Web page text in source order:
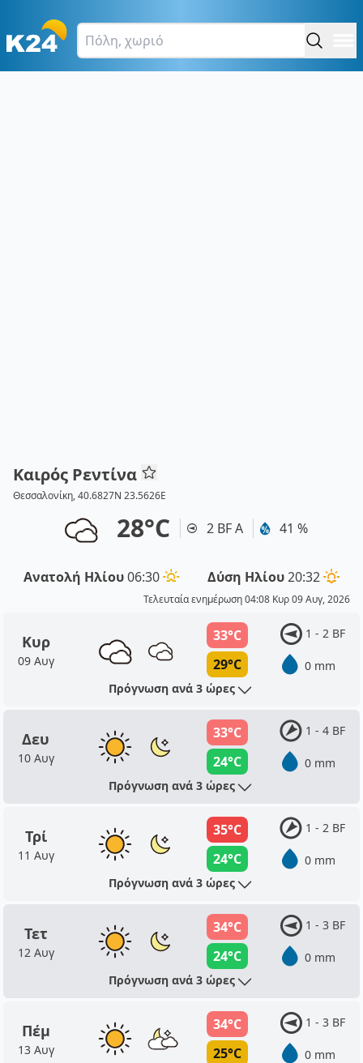
Καιρός Ρεντίνα
Θεσσαλονίκη, 40.6827N 23.5626E
28°C 2 BF Α 41 %
Ανατολή Ηλίου06:30 Δύση Ηλίου20:32
Τελευταία ενημέρωση 04:08 Κυρ 09 Αυγ, 2026
Κυρ
09 Αυγ
33°C
29°C
1 - 2 BF
0 mm
Πρόγνωση ανά 3 ώρες
Δευ
10 Αυγ
33°C
24°C
1 - 4 BF
0 mm
Πρόγνωση ανά 3 ώρες
Τρί
11 Αυγ
35°C
24°C
1 - 2 BF
0 mm
Πρόγνωση ανά 3 ώρες
Τετ
12 Αυγ
34°C
24°C
1 - 3 BF
0 mm
Πρόγνωση ανά 3 ώρες
Πέμ
13 Αυγ
34°C
25°C
1 - 3 BF
0 mm